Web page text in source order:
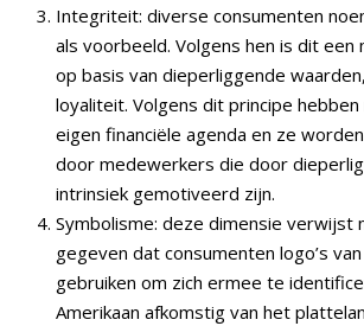
Integriteit: diverse consumenten
als voorbeeld. Volgens hen is dit een
op basis van dieperliggende
loyaliteit. Volgens dit principe
eigen financiële agenda en ze
door medewerkers die door
intrinsiek gemotiveerd zijn.
Symbolisme: deze dimensie verwijst
gegeven dat consumenten logo’s
gebruiken om zich ermee te
Amerikaan afkomstig van het